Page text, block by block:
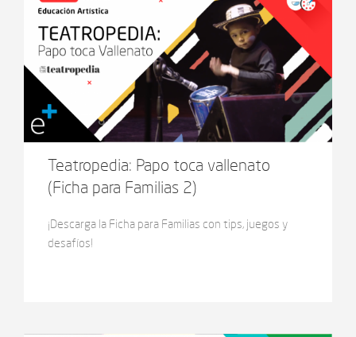
Teatropedia: Papo toca vallenato
(Ficha para Familias 2)
¡Descarga la Ficha para Familias con tips, juegos y
desafíos!